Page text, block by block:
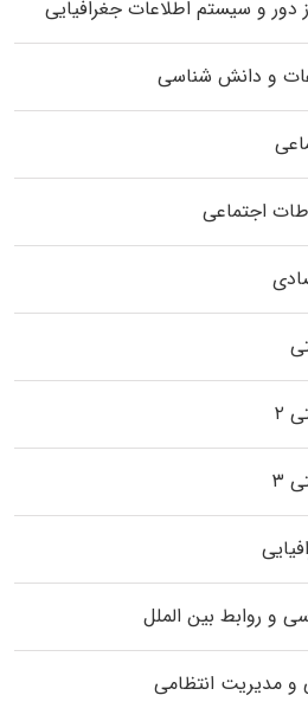
و سیستم اطلاعات جغرافیایی
و دانش شناسی
اجتماعی
۲
۳
و روابط بین الملل
و مدیریت انتظامی